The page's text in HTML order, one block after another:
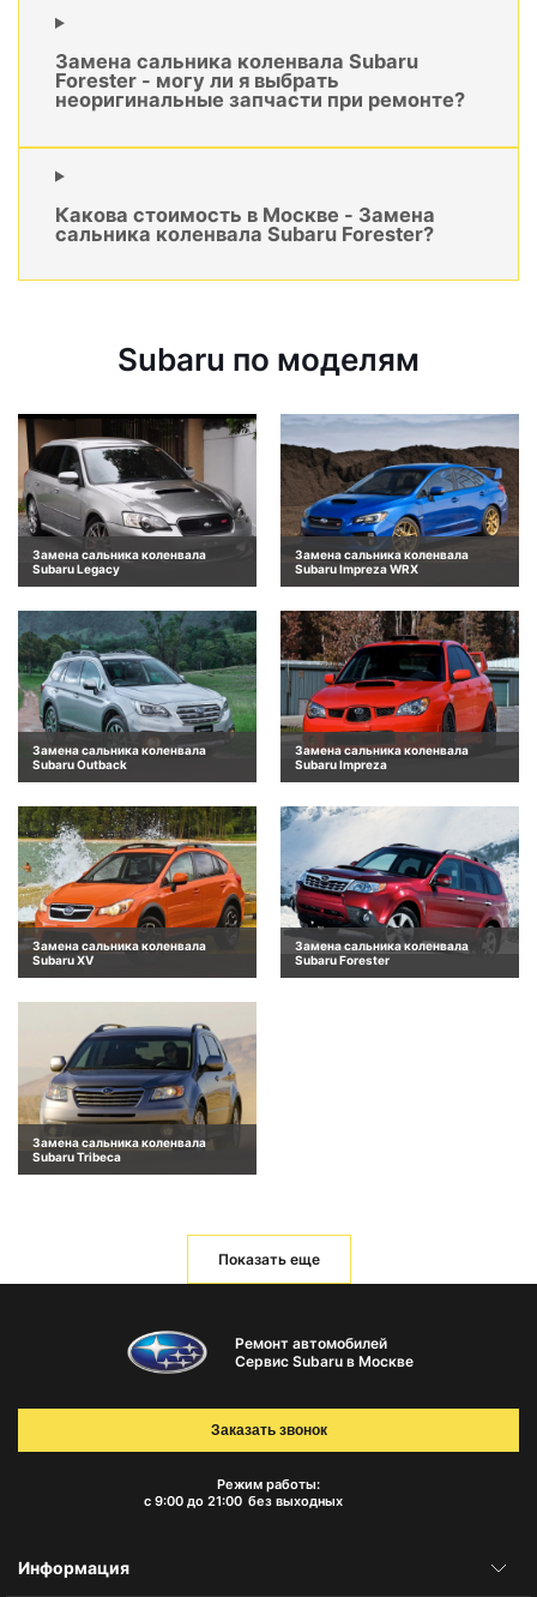
Замена сальника коленвала Subaru
Forester - могу ли я выбрать
неоригинальные запчасти при ремонте?
Какова стоимость в Москве - Замена
сальника коленвала Subaru Forester?
Subaru по моделям
Замена сальника коленвала
Subaru Legacy
Замена сальника коленвала
Subaru Impreza WRX
Замена сальника коленвала
Subaru Outback
Замена сальника коленвала
Subaru Impreza
Замена сальника коленвала
Subaru XV
Замена сальника коленвала
Subaru Forester
Замена сальника коленвала
Subaru Tribeca
Показать еще
Ремонт автомобилей
Сервис Subaru в Москве
Режим работы:
с 9:00 до 21:00 без выходных
Заказать звонок
Информация